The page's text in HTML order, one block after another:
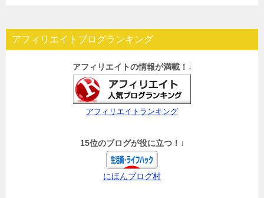
アフィリエイトブログランキング
アフィリエイトの情報が満載！↓
アフィリエイトランキング
15位のブログが役に立つ！↓
にほんブログ村